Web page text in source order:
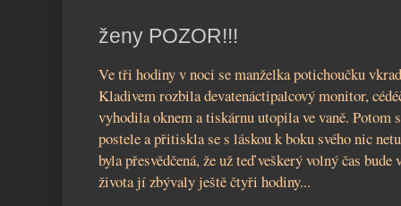
ženy POZOR!!!
Ve tři hodiny v noci se manželka potichoučku
Kladivem rozbila devatenáctipalcový monitor,
vyhodila oknem a tiskárnu utopila ve vaně. Potom
postele a přitiskla se s láskou k boku svého nic
byla přesvědčená, že už teď veškerý volný čas
života jí zbývaly ještě čtyři hodiny...